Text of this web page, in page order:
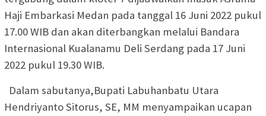
Haji Embarkasi Medan pada tanggal 16 Juni 2022 pukul
17.00 WIB dan akan diterbangkan melalui Bandara
Internasional Kualanamu Deli Serdang pada 17 Juni
2022 pukul 19.30 WIB.
Dalam sabutanya,Bupati Labuhanbatu Utara
Hendriyanto Sitorus, SE, MM menyampaikan ucapan